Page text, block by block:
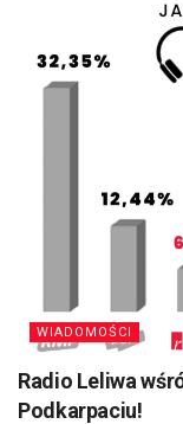
WIADOMOŚCI
Radio Leliwa
Podkarpaciu!